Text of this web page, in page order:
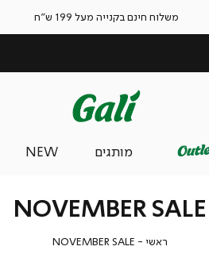
משלוח חינם בקנייה מעל 199 ש"ח
מותגים NEW
NOVEMBER SALE
ראשי ראשי
NOVEMBER SALE
NOVEMBER